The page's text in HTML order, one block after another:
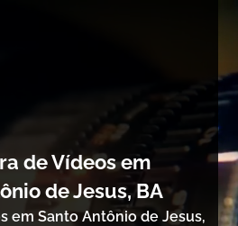
de Vídeos em
de Jesus, BA
em Santo Antônio de Jesus,